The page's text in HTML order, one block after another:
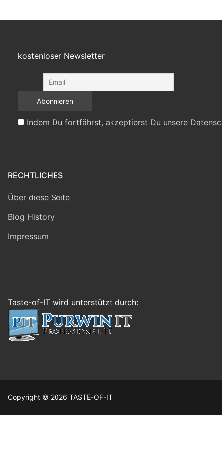
kostenloser Newsletter
Indem Du fortfährst, akzeptierst Du unsere
RECHTLICHES
Über diese Seite
Blog History
Impressum
Taste-of-IT wird unterstützt durch:
Copyright © 2026 TASTE-OF-IT